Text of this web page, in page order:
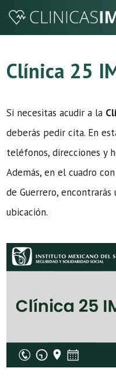
Saltar
Clínica 25
Si necesitas acudir a la
deberás pedir cita. En
teléfonos, direcciones y
Además, en el cuadro
de Guerrero,
ubicación.